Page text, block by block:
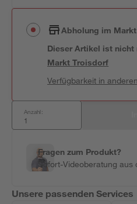
Abholung im Markt
Dieser Artikel ist nicht
MarktTroisdorf
Verfügbarkeit in
Anzahl:
Fragen zum Produkt?
Sofort-Videoberatung
Unsere passenden Services